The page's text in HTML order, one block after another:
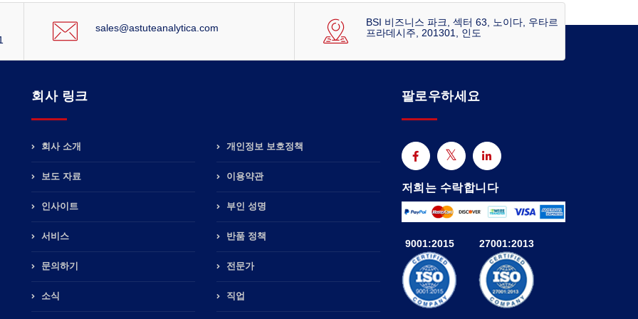
sales@astuteanalytica.com
BSI 비즈니스 파크, 섹터 63, 노이다, 우타르
프라데시주, 201301, 인도
회사 링크
회사 소개
보도 자료
인사이트
서비스
문의하기
소식
개인정보 보호정책
이용약관
부인 성명
반품 정책
전문가
직업
팔로우하세요
저희는 수락합니다
9001:2015 27001:2013